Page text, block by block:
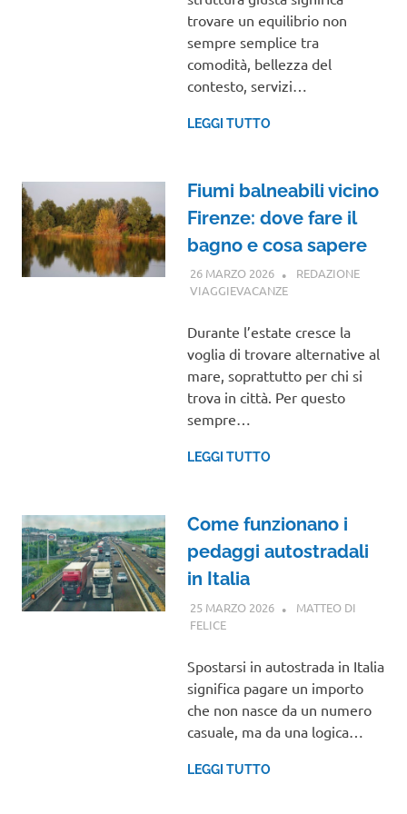
trovare un equilibrio non
sempre semplice tra
comodità, bellezza del
contesto, servizi…
LEGGI TUTTO
Fiumi balneabili vicino
Firenze: dove fare il
bagno e cosa sapere
26 MARZO 2026
REDAZIONE
VIAGGIEVACANZEGUIDE
Durante l’estate cresce la
voglia di trovare alternative al
mare, soprattutto per chi si
trova in città. Per questo
sempre…
LEGGI TUTTO
Come funzionano i
pedaggi autostradali
in Italia
25 MARZO 2026
MATTEO DI
FELICEGUIDE
Spostarsi in autostrada in Italia
significa pagare un importo
che non nasce da un numero
casuale, ma da una logica…
LEGGI TUTTO